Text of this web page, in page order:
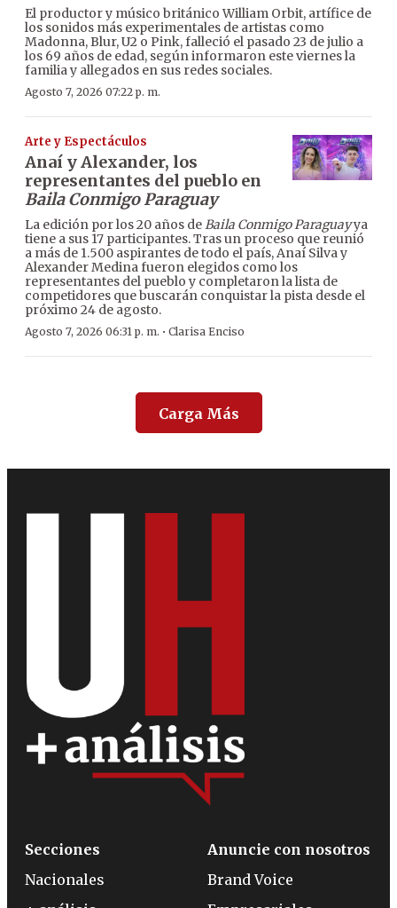
El productor y músico británico William Orbit, artífice de
los sonidos más experimentales de artistas como
Madonna, Blur, U2 o Pink, falleció el pasado 23 de julio a
los 69 años de edad, según informaron este viernes la
familia y allegados en sus redes sociales.
Agosto 7, 2026 07:22 p. m.
Arte y Espectáculos
Anaí y Alexander, los
representantes del pueblo en
Baila Conmigo Paraguay
La edición por los 20 años deBaila Conmigo Paraguayya
tiene a sus 17 participantes. Tras un proceso que reunió
a más de 1.500 aspirantes de todo el país, Anaí Silva y
Alexander Medina fueron elegidos como los
representantes del pueblo y completaron la lista de
competidores que buscarán conquistar la pista desde el
próximo 24 de agosto.
Agosto 7, 2026 06:31 p. m. · Clarisa Enciso
Carga Más
Secciones
Nacionales
Anuncie con nosotros
Brand Voice